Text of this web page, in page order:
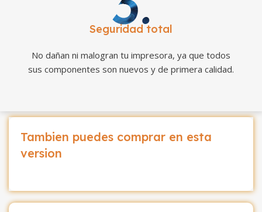
Seguridad total
No dañan ni malogran tu impresora, ya que todos
sus componentes son nuevos y de primera calidad.
Tambien puedes comprar en esta
version